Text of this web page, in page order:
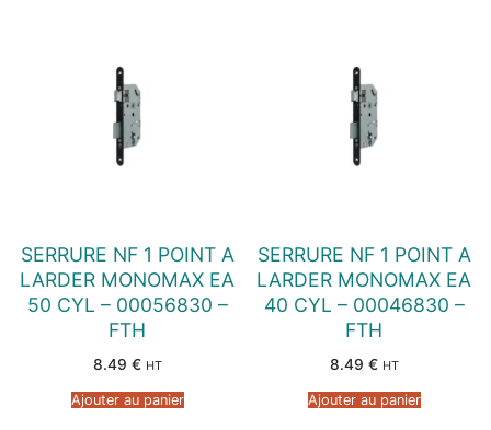
SERRURE NF 1 POINT A
LARDER MONOMAX EA
50 CYL – 00056830 –
FTH
8.49 € HT
Ajouter au panier
SERRURE NF 1 POINT A
LARDER MONOMAX EA
40 CYL – 00046830 –
FTH
8.49 € HT
Ajouter au panier